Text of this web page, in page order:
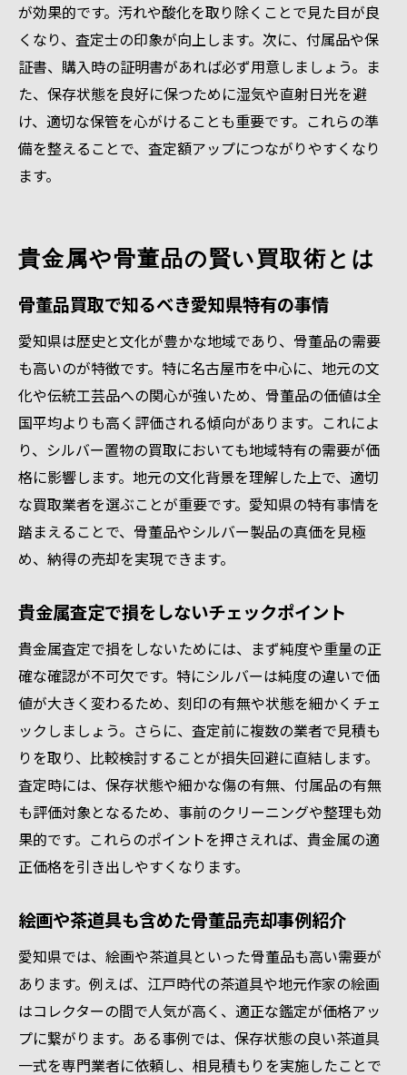
が効果的です。汚れや酸化を取り除くことで見た目が良
くなり、査定士の印象が向上します。次に、付属品や保
証書、購入時の証明書があれば必ず用意しましょう。ま
た、保存状態を良好に保つために湿気や直射日光を避
け、適切な保管を心がけることも重要です。これらの準
備を整えることで、査定額アップにつながりやすくなり
ます。
貴金属や骨董品の賢い買取術とは
骨董品買取で知るべき愛知県特有の事情
愛知県は歴史と文化が豊かな地域であり、骨董品の需要
も高いのが特徴です。特に名古屋市を中心に、地元の文
化や伝統工芸品への関心が強いため、骨董品の価値は全
国平均よりも高く評価される傾向があります。これによ
り、シルバー置物の買取においても地域特有の需要が価
格に影響します。地元の文化背景を理解した上で、適切
な買取業者を選ぶことが重要です。愛知県の特有事情を
踏まえることで、骨董品やシルバー製品の真価を見極
め、納得の売却を実現できます。
貴金属査定で損をしないチェックポイント
貴金属査定で損をしないためには、まず純度や重量の正
確な確認が不可欠です。特にシルバーは純度の違いで価
値が大きく変わるため、刻印の有無や状態を細かくチェ
ックしましょう。さらに、査定前に複数の業者で見積も
りを取り、比較検討することが損失回避に直結します。
査定時には、保存状態や細かな傷の有無、付属品の有無
も評価対象となるため、事前のクリーニングや整理も効
果的です。これらのポイントを押さえれば、貴金属の適
正価格を引き出しやすくなります。
絵画や茶道具も含めた骨董品売却事例紹介
愛知県では、絵画や茶道具といった骨董品も高い需要が
あります。例えば、江戸時代の茶道具や地元作家の絵画
はコレクターの間で人気が高く、適正な鑑定が価格アッ
プに繋がります。ある事例では、保存状態の良い茶道具
一式を専門業者に依頼し、相見積もりを実施したことで